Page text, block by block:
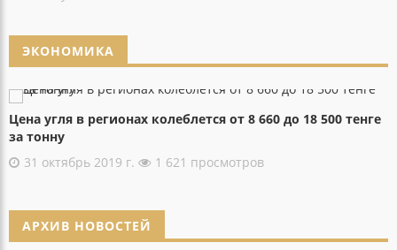
ЭКОНОМИКА
Цена угля в регионах колеблется от 8 660 до 18 500 тенге
за тонну
31 октябрь 2019 г.
1 621 просмотров
АРХИВ НОВОСТЕЙ